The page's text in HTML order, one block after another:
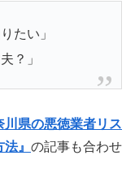
たい」
？」
川県の悪徳業者リス
』 の記事も合わせ